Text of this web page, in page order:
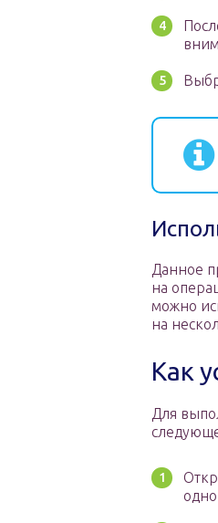
Данное
на
можно
на
Как
Для